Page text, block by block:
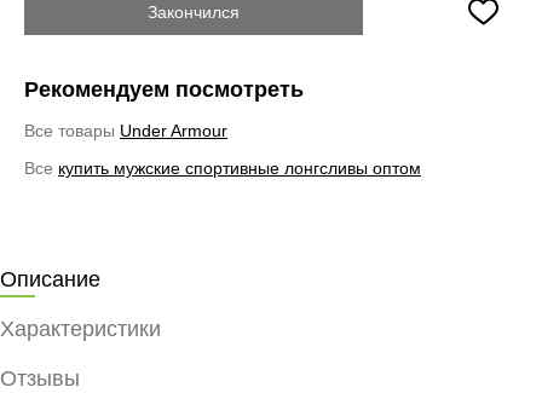
Закончился
Рекомендуем посмотреть
Все товары Under Armour
Все купить мужские спортивные лонгсливы оптом
Описание
Характеристики
Отзывы